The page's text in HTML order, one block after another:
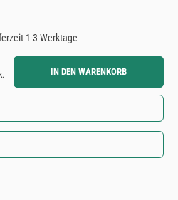
1-3 Werktage
ein oder benutze die Schaltflächen um die Anzahl zu
IN DEN WARENKORB